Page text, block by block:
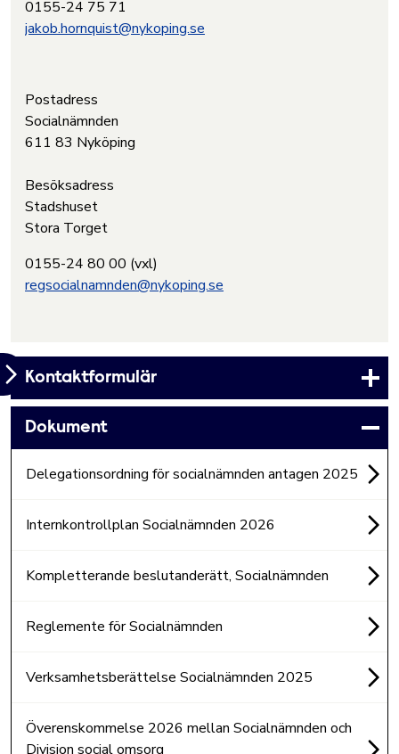
0155-24 75 71
jakob.hornquist@nykoping.se
Postadress
Socialnämnden
611 83 Nyköping
Besöksadress
Stadshuset
Stora Torget
0155-24 80 00 (vxl)
regsocialnamnden@nykoping.se
Kontaktformulär
Dokument
Delegationsordning för socialnämnden antagen 2025
Internkontrollplan Socialnämnden 2026
Kompletterande beslutanderätt, Socialnämnden
Reglemente för Socialnämnden
Verksamhetsberättelse Socialnämnden 2025
Överenskommelse 2026 mellan Socialnämnden och
Division social omsorg